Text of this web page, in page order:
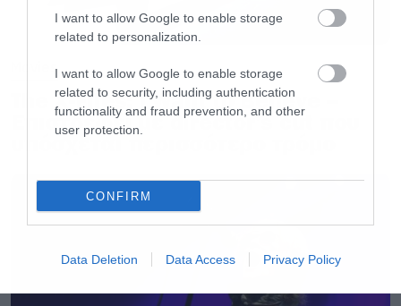
I want to allow Google to enable storage
related to personalization.
I want to allow Google to enable storage
related to security, including authentication
functionality and fraud prevention, and other
user protection.
CONFIRM
Data Deletion Data Access Privacy Policy
και μετά ένα αριστερό στο σαγόνι.
6) Η γενναιοδωρία είναι από μόνη της μία μορφή
εξουσίας.
δίνει ανοσία στις συνθήκες που αλλάζουν.
8) Ποτέ μην παίρνει σημαντικές αποφάσεις,
πολύ ώρα μετά το ηλιοβασίλεμα και πολύ ώρα
Movies
The X-Files: I Want to Believe –
Επιστρέφει με director’s cut που
υπόσχεται περισσότερο τρόμο